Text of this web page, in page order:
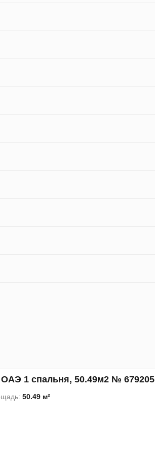
1 спальня, 50.49м2 № 679205
50.49 м²